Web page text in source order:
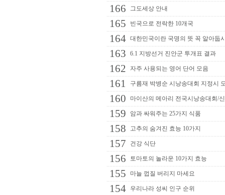
166 그도세상 안내
165 빈국으로 전락한 10개국
164 대한민국이란 국명의 뜻 꼭 알아둡
163 6.1 지방선거 진안군 투개표 결과
162 자주 사용되는 영어 단어 모음
161 구름재 박병순 시낭송대회 지정시
160 마이산의 메아리 전국시낭송대회/
159 암과 싸워주는 25가지 식품
158 고추의 숨겨진 효능 10가지
157 건강 식단
156 토마토의 놀라운 10가지 효능
155 마늘 껍질 버리지 마세요
154 우리나라 성씨 인구 순위